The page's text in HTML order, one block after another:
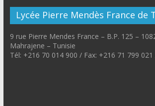
Lycée Pierre Mendès France de
9 rue Pierre Mendes France – B.P. 125 –
Mahrajene – Tunisie
Tél: +216 70 014 900 / Fax: +216 71 799 021